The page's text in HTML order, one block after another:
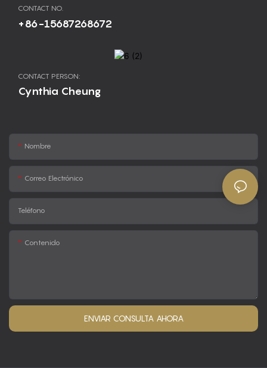
CONTACT NO.
+86-15687268672
CONTACT PERSON:
Cynthia Cheung
Nombre
Correo Electrónico
Teléfono
Contenido
ENVIAR CONSULTA AHORA